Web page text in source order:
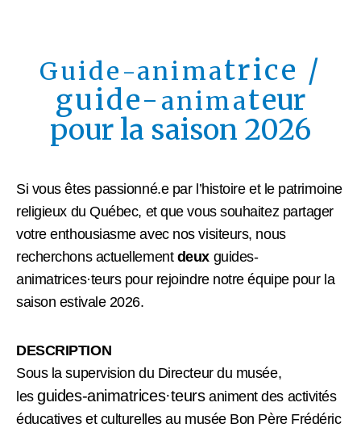
Guide-animatrice /
guide- animateur
pour la saison 2026
Si vous êtes passionné.e par l’histoire et le patrimoine
religieux du Québec, et que vous souhaitez partager
votre enthousiasme avec nos visiteurs, nous
recherchons actuellement deuxguides-
animatrices·teurs pour rejoindre notre équipe pour la
saison estivale 2026.
DESCRIPTION
Sous la supervision du Directeur du musée,
lesguides-animatrices·teursaniment des activités
éducatives et culturelles au musée Bon Père Frédéric